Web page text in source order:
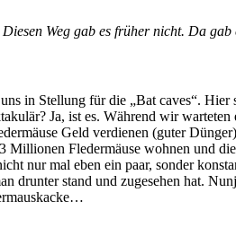
Weg gab es früher nicht. Da gab
in Stellung für die „Bat caves“.
Ja, ist es. Während wir
Geld verdienen (guter
Millionen Fledermäuse wohnen und
nur mal eben ein paar, sonder
drunter stand und zugesehen hat.